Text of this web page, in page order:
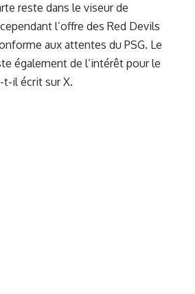
reste dans le viseur de
l’offre des Red Devils
aux attentes du PSG. Le
également de l’intérêt pour le
t-il écrit sur X.